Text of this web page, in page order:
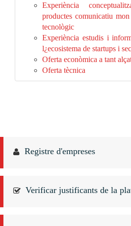
Experiència
productes comunicatiu
tecnològic
Experiència estudis i
l¿ecosistema de startups i
Oferta econòmica a tant
Oferta tècnica
Registre d'empreses
Verificar justificants de la